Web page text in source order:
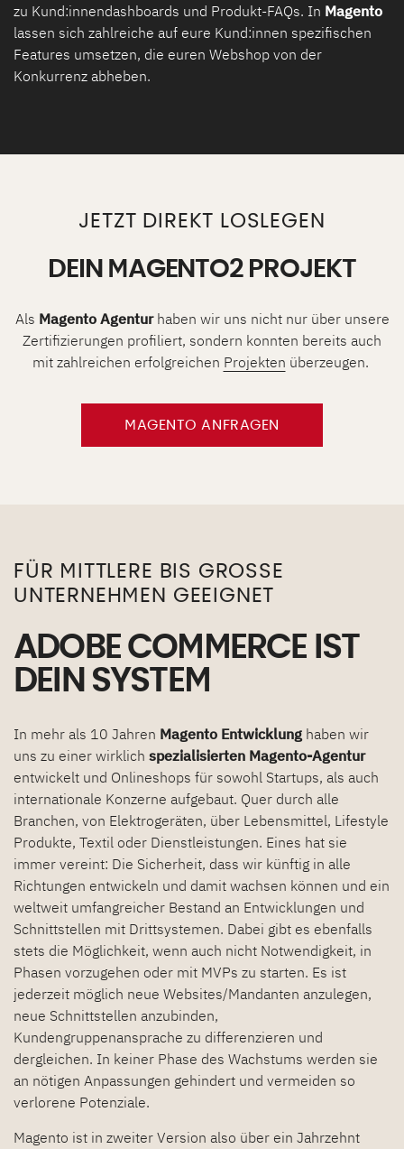
zu Kund:innendashboards und Produkt-FAQs. In Magento
lassen sich zahlreiche auf eure Kund:innen spezifischen
Features umsetzen, die euren Webshop von der
Konkurrenz abheben.
JETZT DIREKT LOSLEGEN
DEIN MAGENTO2 PROJEKT
Als Magento Agenturhaben wir uns nicht nur über unsere
Zertifizierungen profiliert, sondern konnten bereits auch
mit zahlreichen erfolgreichen Projekten überzeugen.
MAGENTO ANFRAGEN
FÜR MITTLERE BIS GROSSE U
NTERNEHMEN GEEIGNET
ADOBE COMMERCE IST
DEIN SYSTEM
In mehr als 10 Jahren Magento Entwicklung haben wir
uns zu einer wirklich spezialisierten Magento-Agentur
entwickelt und Onlineshops für sowohl Startups, als auch
internationale Konzerne aufgebaut. Quer durch alle
Branchen, von Elektrogeräten, über Lebensmittel, Lifestyle
Produkte, Textil oder Dienstleistungen. Eines hat sie
immer vereint: Die Sicherheit, dass wir künftig in alle
Richtungen entwickeln und damit wachsen können und ein
weltweit umfangreicher Bestand an Entwicklungen und
Schnittstellen mit Drittsystemen. Dabei gibt es ebenfalls
stets die Möglichkeit, wenn auch nicht Notwendigkeit, in
Phasen vorzugehen oder mit MVPs zu starten. Es ist
jederzeit möglich neue Websites/Mandanten anzulegen,
neue Schnittstellen anzubinden,
Kundengruppenansprache zu differenzieren und
dergleichen. In keiner Phase des Wachstums werden sie
an nötigen Anpassungen gehindert und vermeiden so
verlorene Potenziale.
Magento ist in zweiter Version also über ein Jahrzehnt